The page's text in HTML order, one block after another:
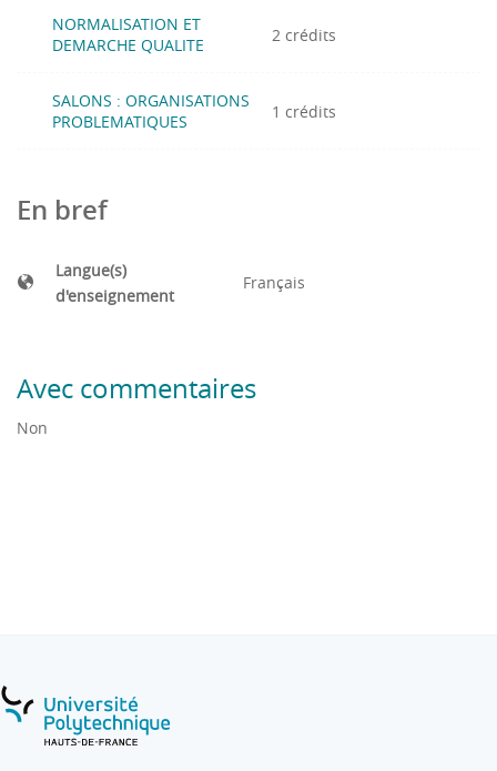
NORMALISATION ET
DEMARCHE QUALITE
2 crédits
SALONS : ORGANISATIONS
PROBLEMATIQUES
1 crédits
En bref
Langue(s)
d'enseignement
Français
Avec commentaires
Non